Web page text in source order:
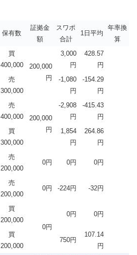
保有数
証拠金
額
スワポ
合計
1日平均
年率換
算
買
400,000
200,000
円
3,000
円
428.57
円
売
300,000
-1,080
円
-154.29
円
売
400,000
200,000
円
-2,908
円
-415.43
円
買
300,000
1,854
円
264.86
円
売
200,000
0円 0円 0円
売
200,000
0円 -224円 -32円
買
200,000
0円
0円 0円
買
200,000
750円
107.14
円